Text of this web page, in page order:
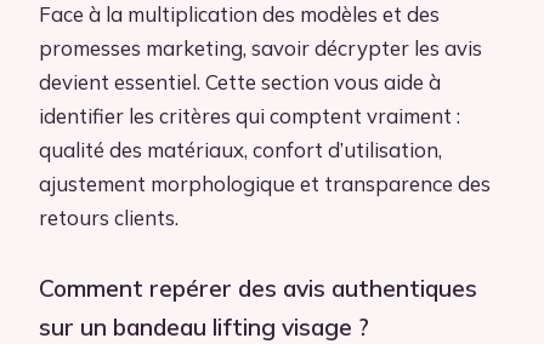
Face à la multiplication des modèles et des
promesses marketing, savoir décrypter les avis
devient essentiel. Cette section vous aide à
identifier les critères qui comptent vraiment :
qualité des matériaux, confort d’utilisation,
ajustement morphologique et transparence des
retours clients.
Comment repérer des avis authentiques
sur un bandeau lifting visage ?